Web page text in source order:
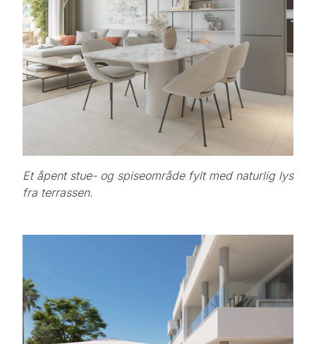
Et åpent stue- og spiseområde fylt med naturlig lys
fra terrassen.